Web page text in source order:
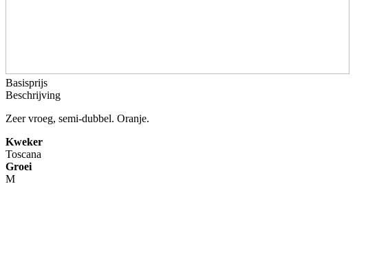
Basisprijs
Beschrijving
Zeer vroeg, semi-dubbel. Oranje.
Kweker
Toscana
Groei
M